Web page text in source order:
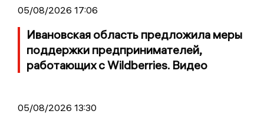
05/08/2026 17:06
Ивановская область предложила меры
поддержки предпринимателей,
работающих с Wildberries. Видео
05/08/2026 13:30